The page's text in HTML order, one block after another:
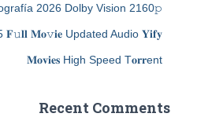
2026 Dolby Vision 2160𝚙
𝐅𝚞𝐥𝐥 𝐌𝐨𝚟𝐢𝐞 Updated Audio 𝐘𝐢𝐟𝐲
𝐌𝐨𝐯𝐢𝐞𝐬 High Speed T𝐨𝐫𝐫ent
Recent Comments